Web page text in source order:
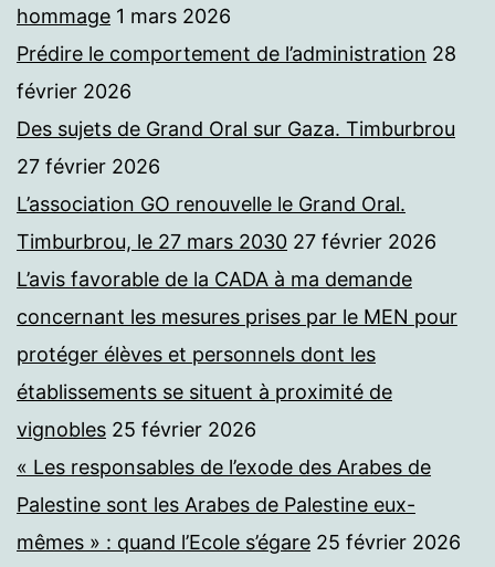
hommage 1 mars 2026
Prédire le comportement de l’administration 28
février 2026
Des sujets de Grand Oral sur Gaza. Timburbrou
27 février 2026
L’association GO renouvelle le Grand Oral.
Timburbrou, le 27 mars 2030 27 février 2026
L’avis favorable de la CADA à ma demande
concernant les mesures prises par le MEN pour
protéger élèves et personnels dont les
établissements se situent à proximité de
vignobles 25 février 2026
« Les responsables de l’exode des Arabes de
Palestine sont les Arabes de Palestine eux-
mêmes » : quand l’Ecole s’égare 25 février 2026